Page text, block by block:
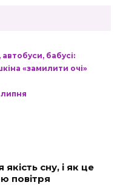
бабусі:
«замилити очі»
сну, і як це
повітря